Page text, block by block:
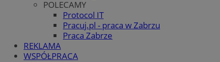
POLECAMY
Protocol IT
Pracuj.pl - praca w Zabrzu
Praca Zabrze
REKLAMA
WSPÓŁPRACA